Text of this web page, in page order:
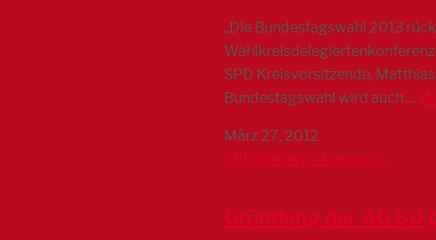
„Die Bundestagswahl 2013
SPD Kreisvorsitzende,
Bundestagswahl wird auch …
März 27, 2012
SPD Biederitz-Gerwisch
Gründung der AG 60